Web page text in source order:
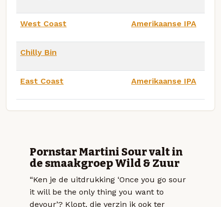
West Coast Amerikaanse IPA
Chilly Bin
East Coast Amerikaanse IPA
Pornstar Martini Sour valt in
de smaakgroep Wild & Zuur
“Ken je de uitdrukking ‘Once you go sour
it will be the only thing you want to
devour’? Klopt, die verzin ik ook ter